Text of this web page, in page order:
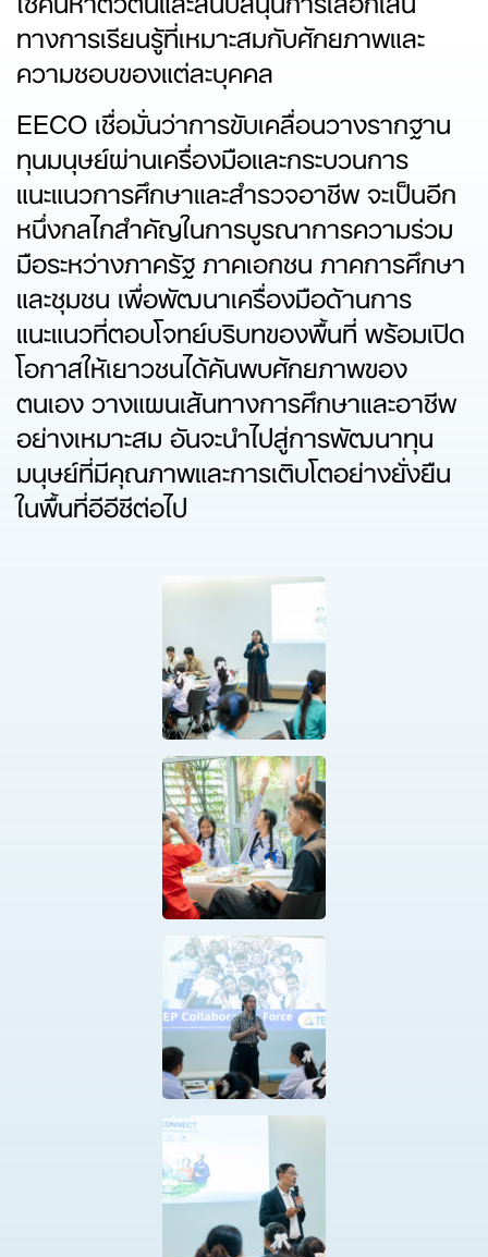
ทางการเรียนรู้ที่เหมาะสมกับศักยภาพและ
ความชอบของแต่ละบุคคล
EECO เชื่อมั่นว่าการขับเคลื่อนวางรากฐาน
ทุนมนุษย์ผ่านเครื่องมือและกระบวนการ
แนะแนวการศึกษาและสำรวจอาชีพ จะเป็นอีก
หนึ่งกลไกสำคัญในการบูรณาการความร่วม
มือระหว่างภาครัฐ ภาคเอกชน ภาคการศึกษา
และชุมชน เพื่อพัฒนาเครื่องมือด้านการ
แนะแนวที่ตอบโจทย์บริบทของพื้นที่ พร้อมเปิด
โอกาสให้เยาวชนได้ค้นพบศักยภาพของ
ตนเอง วางแผนเส้นทางการศึกษาและอาชีพ
อย่างเหมาะสม อันจะนำไปสู่การพัฒนาทุน
มนุษย์ที่มีคุณภาพและการเติบโตอย่างยั่งยืน
ในพื้นที่อีอีซีต่อไป